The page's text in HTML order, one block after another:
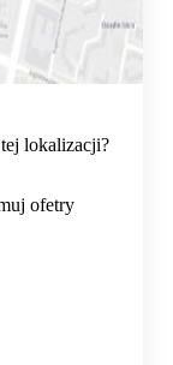
lokalizacji?
ofetry